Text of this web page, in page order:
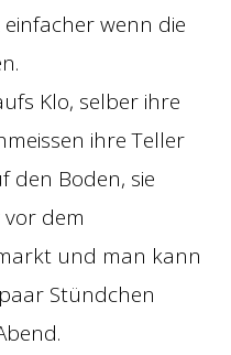
wenn die
Klo, selber ihre
ihre Teller
den Boden, sie
dem
und man kann
Stündchen